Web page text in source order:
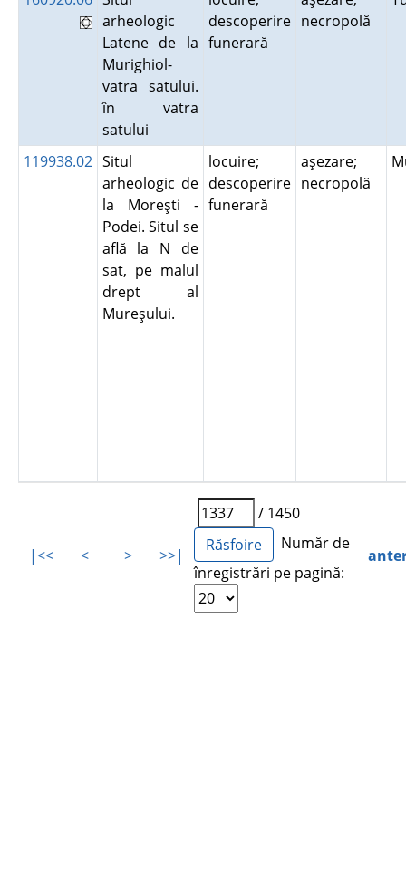
arheologic
Latene de la
Murighiol-
vatra satului.
în vatra
satului
descoperire
funerară
necropolă
119938.02 Situl
arheologic de
la Moreşti -
Podei. Situl se
află la N de
sat, pe malul
drept al
Mureşului.
locuire;
descoperire
funerară
aşezare;
necropolă
|<< < > >>|
/ 1450
Număr de
înregistrări pe pagină: